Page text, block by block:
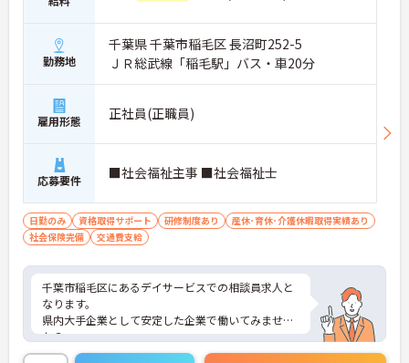
勤務地
千葉県 千葉市稲毛区 長沼町252-5
ＪＲ総武線「稲毛駅」バス・車20分
雇用形態 正社員(正職員)
応募要件 ■社会福祉主事 ■社会福祉士
日勤のみ 資格取得サポート 研修制度あり
産休･育休･介護休暇取得実績あり
社会保険完備
交通費支給
千葉市稲毛区にあるデイサービスでの相談員求人と
なります。
県内大手企業として安定した企業で働いてみません
か？